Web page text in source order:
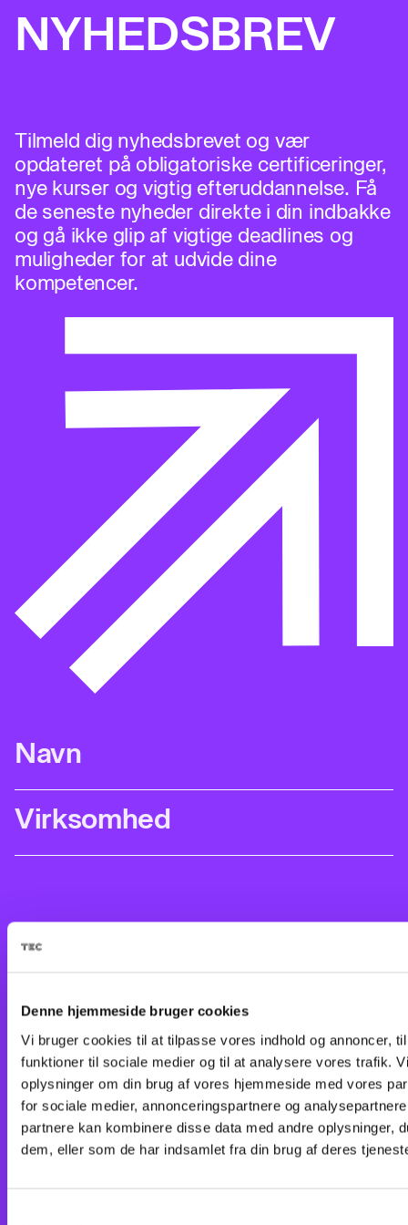
Denne hjemmeside bruger cookies
Vi bruger cookies til at tilpasse vores indhold og annoncer,
funktioner til sociale medier og til at analysere vores trafik.
oplysninger om din brug af vores hjemmeside med vores
for sociale medier, annonceringspartnere og
partnere kan kombinere disse data med andre oplysninger,
dem, eller som de har indsamlet fra din brug af deres
NYHEDSBREV
Tilmeld dig nyhedsbrevet og vær
opdateret på obligatoriske certificeringer,
nye kurser og vigtig efteruddannelse. Få
de seneste nyheder direkte i din indbakke
og gå ikke glip af vigtige deadlines og
muligheder for at udvide dine
kompetencer.
Ved at tilmelde mig accepterer jeg, at TEC sender mig e-mails om
relevante arrangementer og informationer om uddannelser. TEC bruger
derudover data til at kvalificere og målrette markedsføring. Du kan til